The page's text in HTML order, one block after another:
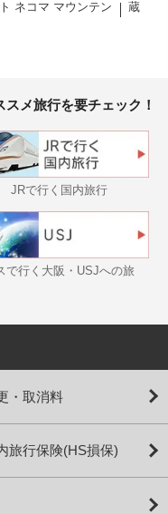
ネコマ マウンテン
蔵
メ旅行を要チェック！
JRで行く国内旅行
で行く大阪・USJへの旅
・取消料
旅行保険(HS損保)